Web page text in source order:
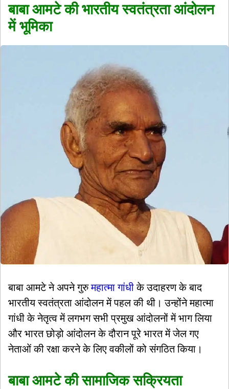
बाबा आमटे की भारतीय स्वतंत्रता आंदोलन
में भूमिका
बाबा आमटे ने अपने गुरुमहात्मा गांधीके उदाहरण के बाद
भारतीय स्वतंत्रता आंदोलन में पहल की थी। उन्होंने महात्मा
गांधी के नेतृत्व में लगभग सभी प्रमुख आंदोलनों में भाग लिया
और भारत छोड़ो आंदोलन के दौरान पूरे भारत में जेल गए
नेताओं की रक्षा करने के लिए वकीलों को संगठित किया।
बाबा आमटे की सामाजिक सक्रियता